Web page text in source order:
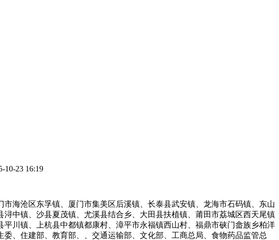
10-23 16:19
沧区东孚镇、厦门市集美区后溪镇、长泰县武安镇、龙海市石码镇、东山
中镇、沙县夏茂镇、尤溪县结合乡、大田县扶植镇、莆田市荔城区西天尾镇
川镇、上杭县中都镇都康村、漳平市永福镇西山村、福鼎市硖门畲族乡柏洋
、住建部、教育部、、交通运输部、文化部、工商总局、食物药品监管总